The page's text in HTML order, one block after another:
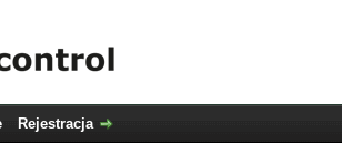
Rejestracja